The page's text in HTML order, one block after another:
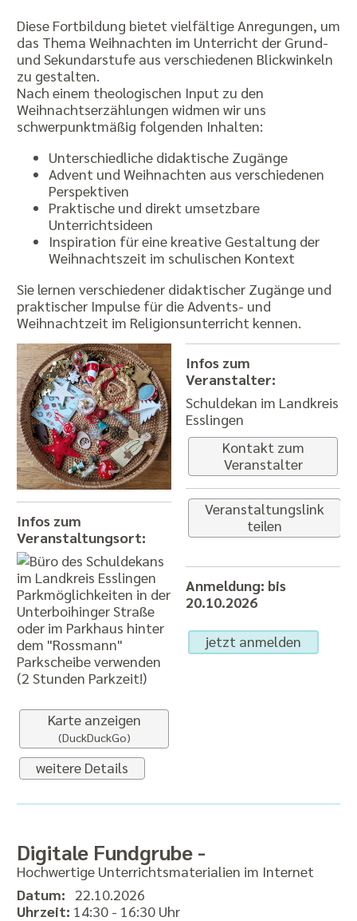
Diese Fortbildung bietet vielfältige Anregungen, um
das Thema Weihnachten im Unterricht der Grund-
und Sekundarstufe aus verschiedenen Blickwinkeln
zu gestalten.
Nach einem theologischen Input zu den
Weihnachtserzählungen widmen wir uns
schwerpunktmäßig folgenden Inhalten:
Unterschiedliche didaktische Zugänge
Advent und Weihnachten aus verschiedenen
Perspektiven
Praktische und direkt umsetzbare
Unterrichtsideen
Inspiration für eine kreative Gestaltung der
Weihnachtszeit im schulischen Kontext
Sie lernen verschiedener didaktischer Zugänge und
praktischer Impulse für die Advents- und
Weihnachtzeit im Religionsunterricht kennen.
Infos zum
Veranstaltungsort:
Parkmöglichkeiten in der
Unterboihinger Straße
oder im Parkhaus hinter
dem "Rossmann"
Parkscheibe verwenden
(2 Stunden Parkzeit!)
Karte anzeigen
(DuckDuckGo)
weitere Details
Infos zum
Veranstalter:
Schuldekan im Landkreis
Esslingen
Kontakt zum
Veranstalter
Veranstaltungslink
teilen
Anmeldung: bis
20.10.2026
jetzt anmelden
Digitale Fundgrube -
Hochwertige Unterrichtsmaterialien im Internet
Datum: 22.10.2026
Uhrzeit: 14:30 - 16:30 Uhr